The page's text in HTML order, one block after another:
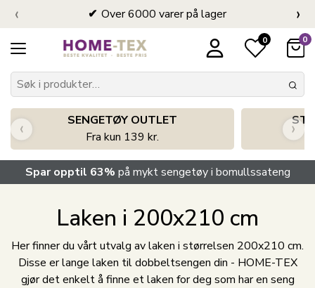
Over 6000 varer på lager
‹ ›
0 0
SENGETØY OUTLET
Fra kun 139 kr.
‹ ›
Spar opptil 63% på mykt sengetøy i bomullssateng
Laken i 200x210 cm
Her finner du vårt utvalg av laken i størrelsen 200x210 cm.
Disse er lange laken til dobbeltsengen din - HOME-TEX
gjør det enkelt å finne et laken for deg som har en seng